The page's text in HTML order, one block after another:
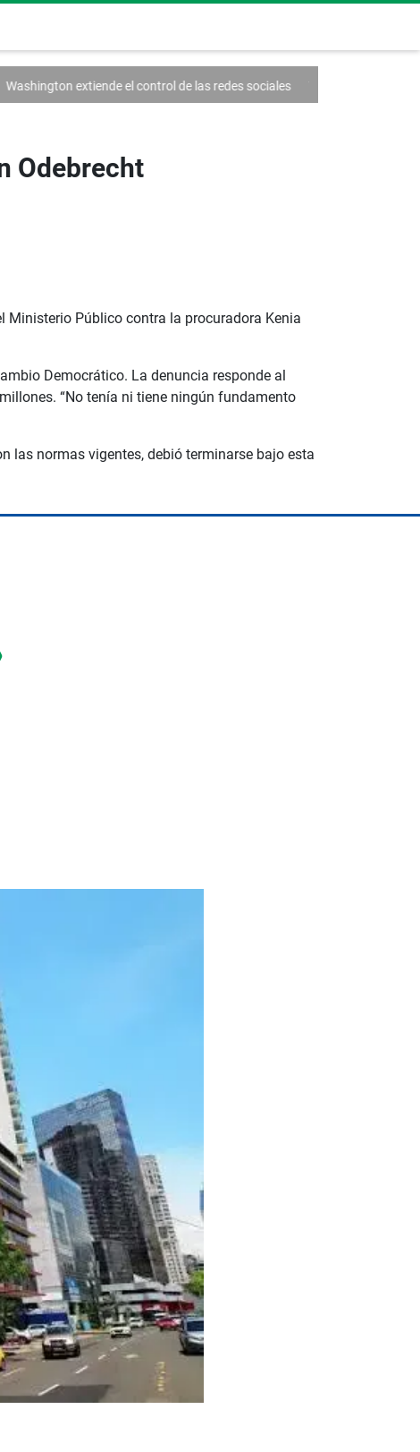
el control de las redes sociales Trump firma un decreto contra el
Odebrecht
Ministerio Público contra la procuradora Kenia
Democrático. La denuncia responde al
“No tenía ni tiene ningún fundamento
las normas vigentes, debió terminarse bajo esta